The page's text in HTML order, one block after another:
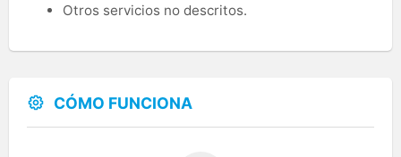
Otros servicios no descritos.
CÓMO FUNCIONA